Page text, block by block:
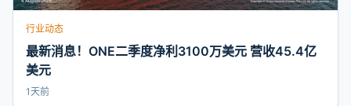
行业动态
最新消息！ONE二季度净利3100万美元 营收45.4亿
美元
1天前